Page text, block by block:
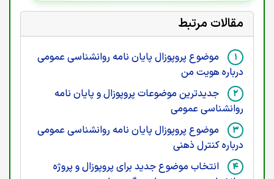
مقالات مرتبط
موضوع پروپوزال پایان نامه روانشناسی عمومی
درباره هویت من
جدیدترین موضوعات پروپوزال و پایان نامه
روانشناسی عمومی
موضوع پروپوزال پایان نامه روانشناسی عمومی
درباره کنترل ذهنی
انتخاب موضوع جدید برای پروپوزال و پروژه